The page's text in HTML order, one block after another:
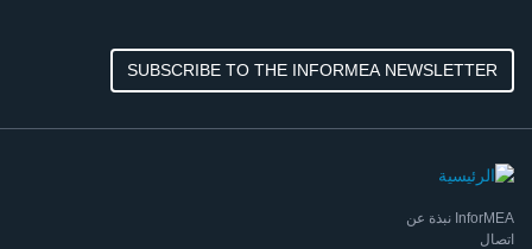
SUBSCRIBE TO THE INFORMEA NEWSLETTER
InforMEA نبذة عن
اتصال